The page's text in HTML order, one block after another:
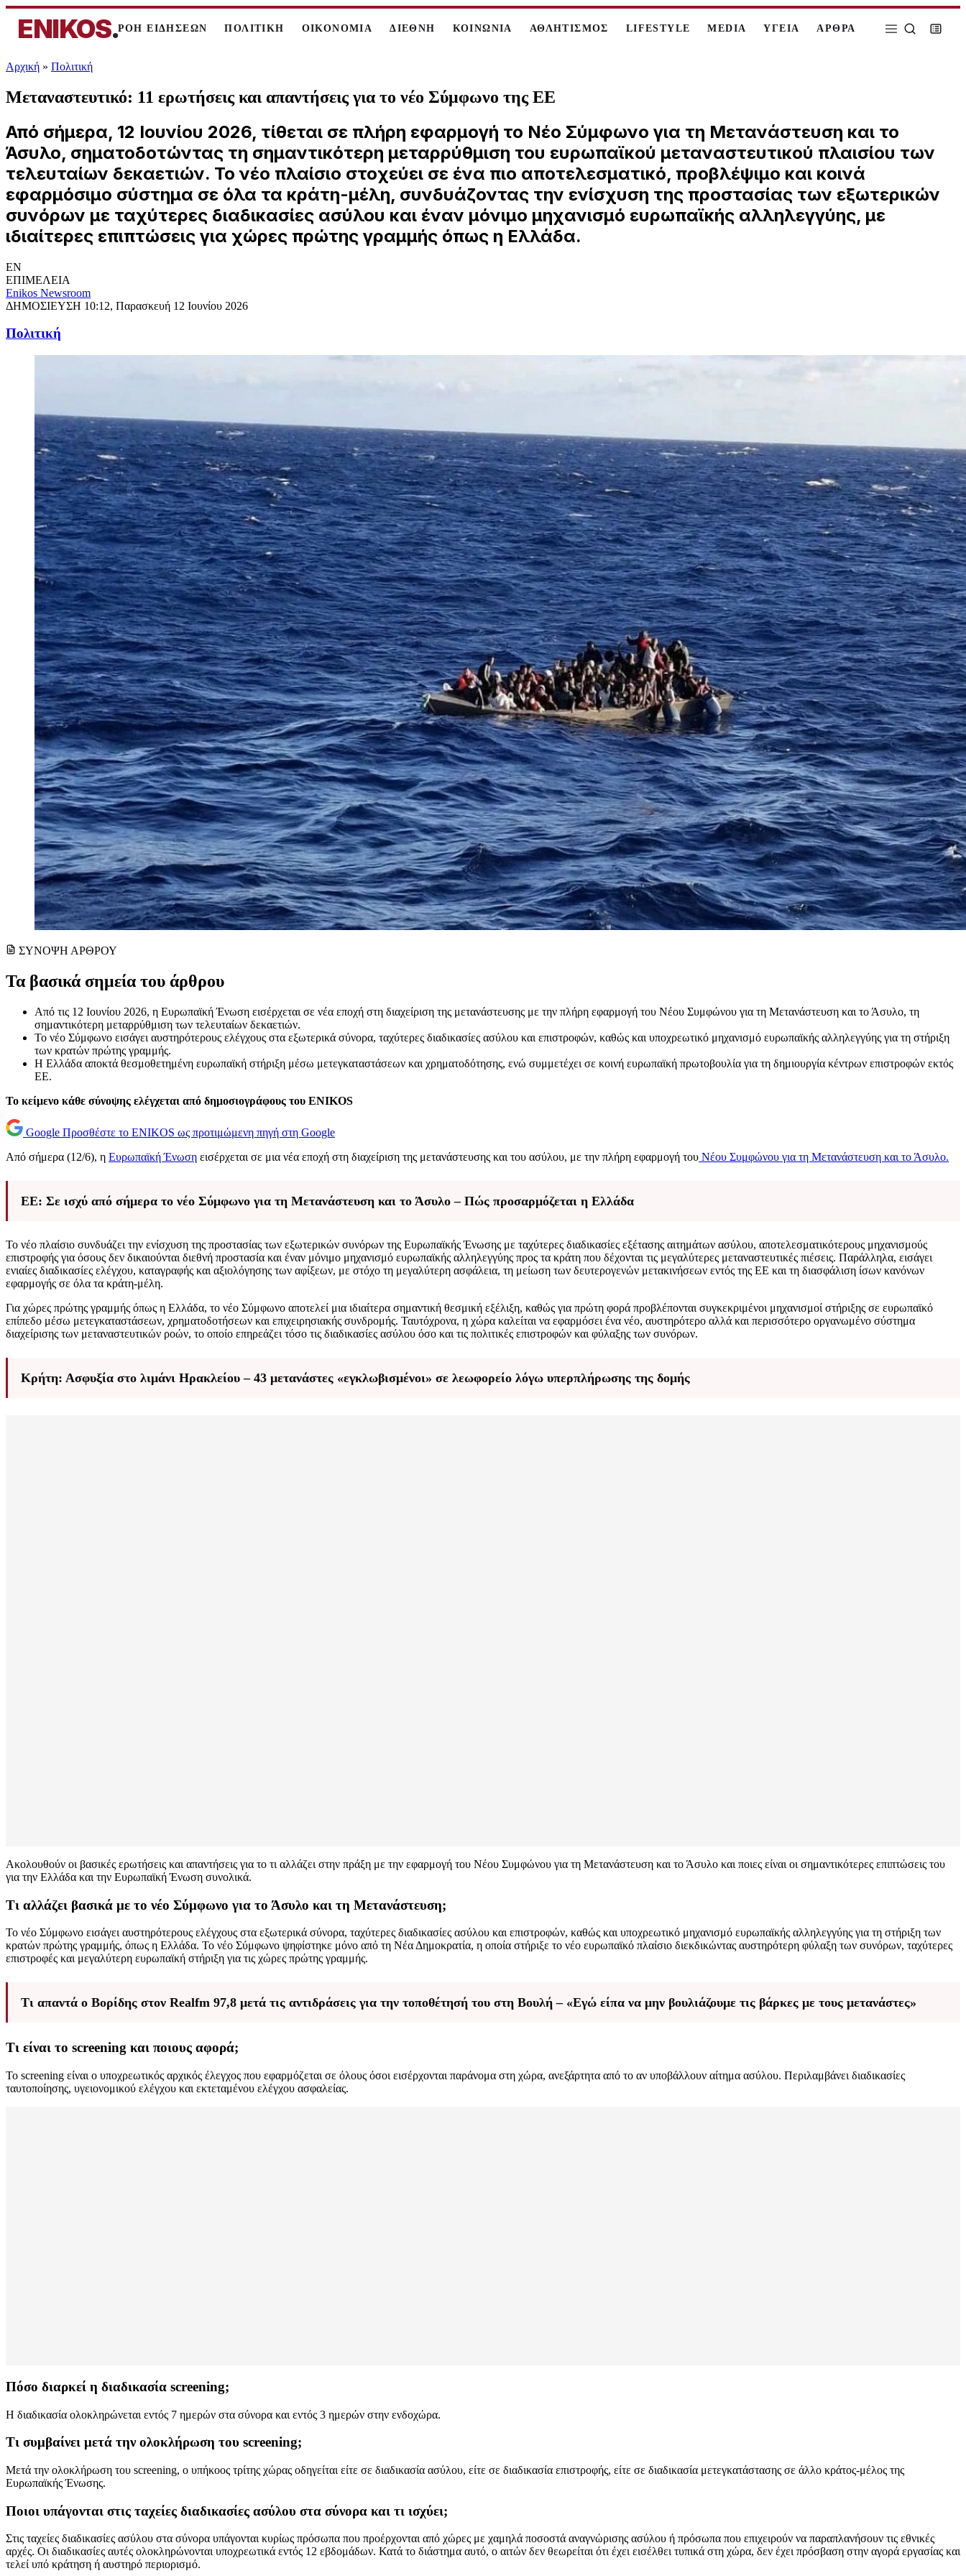
ENIKOS.ΡΟΗ ΕΙΔΗΣΕΩΝ ΠΟΛΙΤΙΚΗ ΟΙΚΟΝΟΜΙΑ ΔΙΕΘΝΗ ΚΟΙΝΩΝΙΑ ΑΘΛΗΤΙΣΜΟΣ LIFESTYLE MEDIA ΥΓΕΙΑ ΑΡΘΡΑ
Αρχική » Πολιτική
Μεταναστευτικό: 11 ερωτήσεις και απαντήσεις για το νέο Σύμφωνο της ΕΕ
Από σήμερα, 12 Ιουνίου 2026, τίθεται σε πλήρη εφαρμογή το Νέο Σύμφωνο για τη Μετανάστευση και το
Άσυλο, σηματοδοτώντας τη σημαντικότερη μεταρρύθμιση του ευρωπαϊκού μεταναστευτικού πλαισίου των
τελευταίων δεκαετιών. Το νέο πλαίσιο στοχεύει σε ένα πιο αποτελεσματικό, προβλέψιμο και κοινά
εφαρμόσιμο σύστημα σε όλα τα κράτη-μέλη, συνδυάζοντας την ενίσχυση της προστασίας των εξωτερικών
συνόρων με ταχύτερες διαδικασίες ασύλου και έναν μόνιμο μηχανισμό ευρωπαϊκής αλληλεγγύης, με
ιδιαίτερες επιπτώσεις για χώρες πρώτης γραμμής όπως η Ελλάδα.
EN
ΕΠΙΜΕΛΕΙΑ
Enikos Newsroom
ΔΗΜΟΣΙΕΥΣΗ 10:12, Παρασκευή 12 Ιουνίου 2026
Πολιτική
ΣΥΝΟΨΗ ΑΡΘΡΟΥ
Τα βασικά σημεία του άρθρου
Από τις 12 Ιουνίου 2026, η Ευρωπαϊκή Ένωση εισέρχεται σε νέα εποχή στη διαχείριση της μετανάστευσης με την πλήρη εφαρμογή του Νέου Συμφώνου για τη Μετανάστευση και το Άσυλο, τη
σημαντικότερη μεταρρύθμιση των τελευταίων δεκαετιών.
Το νέο Σύμφωνο εισάγει αυστηρότερους ελέγχους στα εξωτερικά σύνορα, ταχύτερες διαδικασίες ασύλου και επιστροφών, καθώς και υποχρεωτικό μηχανισμό ευρωπαϊκής αλληλεγγύης για τη στήριξη
των κρατών πρώτης γραμμής.
Η Ελλάδα αποκτά θεσμοθετημένη ευρωπαϊκή στήριξη μέσω μετεγκαταστάσεων και χρηματοδότησης, ενώ συμμετέχει σε κοινή ευρωπαϊκή πρωτοβουλία για τη δημιουργία κέντρων επιστροφών εκτός
ΕΕ.
Το κείμενο κάθε σύνοψης ελέγχεται από δημοσιογράφους του ENIKOS
Google Προσθέστε το ENIKOS ως προτιμώμενη πηγή στη Google
Από σήμερα (12/6), η Ευρωπαϊκή Ένωση εισέρχεται σε μια νέα εποχή στη διαχείριση της μετανάστευσης και του ασύλου, με την πλήρη εφαρμογή του Νέου Συμφώνου για τη Μετανάστευση και το Άσυλο.
ΕΕ: Σε ισχύ από σήμερα το νέο Σύμφωνο για τη Μετανάστευση και το Άσυλο – Πώς προσαρμόζεται η Ελλάδα
Το νέο πλαίσιο συνδυάζει την ενίσχυση της προστασίας των εξωτερικών συνόρων της Ευρωπαϊκής Ένωσης με ταχύτερες διαδικασίες εξέτασης αιτημάτων ασύλου, αποτελεσματικότερους μηχανισμούς
επιστροφής για όσους δεν δικαιούνται διεθνή προστασία και έναν μόνιμο μηχανισμό ευρωπαϊκής αλληλεγγύης προς τα κράτη που δέχονται τις μεγαλύτερες μεταναστευτικές πιέσεις. Παράλληλα, εισάγει
ενιαίες διαδικασίες ελέγχου, καταγραφής και αξιολόγησης των αφίξεων, με στόχο τη μεγαλύτερη ασφάλεια, τη μείωση των δευτερογενών μετακινήσεων εντός της ΕΕ και τη διασφάλιση ίσων κανόνων
εφαρμογής σε όλα τα κράτη-μέλη.
Για χώρες πρώτης γραμμής όπως η Ελλάδα, το νέο Σύμφωνο αποτελεί μια ιδιαίτερα σημαντική θεσμική εξέλιξη, καθώς για πρώτη φορά προβλέπονται συγκεκριμένοι μηχανισμοί στήριξης σε ευρωπαϊκό
επίπεδο μέσω μετεγκαταστάσεων, χρηματοδοτήσεων και επιχειρησιακής συνδρομής. Ταυτόχρονα, η χώρα καλείται να εφαρμόσει ένα νέο, αυστηρότερο αλλά και περισσότερο οργανωμένο σύστημα
διαχείρισης των μεταναστευτικών ροών, το οποίο επηρεάζει τόσο τις διαδικασίες ασύλου όσο και τις πολιτικές επιστροφών και φύλαξης των συνόρων.
Κρήτη: Ασφυξία στο λιμάνι Ηρακλείου – 43 μετανάστες «εγκλωβισμένοι» σε λεωφορείο λόγω υπερπλήρωσης της δομής
Ακολουθούν οι βασικές ερωτήσεις και απαντήσεις για το τι αλλάζει στην πράξη με την εφαρμογή του Νέου Συμφώνου για τη Μετανάστευση και το Άσυλο και ποιες είναι οι σημαντικότερες επιπτώσεις του
για την Ελλάδα και την Ευρωπαϊκή Ένωση συνολικά.
Τι αλλάζει βασικά με το νέο Σύμφωνο για το Άσυλο και τη Μετανάστευση;
Το νέο Σύμφωνο εισάγει αυστηρότερους ελέγχους στα εξωτερικά σύνορα, ταχύτερες διαδικασίες ασύλου και επιστροφών, καθώς και υποχρεωτικό μηχανισμό ευρωπαϊκής αλληλεγγύης για τη στήριξη των
κρατών πρώτης γραμμής, όπως η Ελλάδα. Το νέο Σύμφωνο ψηφίστηκε μόνο από τη Νέα Δημοκρατία, η οποία στήριξε το νέο ευρωπαϊκό πλαίσιο διεκδικώντας αυστηρότερη φύλαξη των συνόρων, ταχύτερες
επιστροφές και μεγαλύτερη ευρωπαϊκή στήριξη για τις χώρες πρώτης γραμμής.
Τι απαντά ο Βορίδης στον Realfm 97,8 μετά τις αντιδράσεις για την τοποθέτησή του στη Βουλή – «Εγώ είπα να μην βουλιάζουμε τις βάρκες με τους μετανάστες»
Τι είναι το screening και ποιους αφορά;
Το screening είναι ο υποχρεωτικός αρχικός έλεγχος που εφαρμόζεται σε όλους όσοι εισέρχονται παράνομα στη χώρα, ανεξάρτητα από το αν υποβάλλουν αίτημα ασύλου. Περιλαμβάνει διαδικασίες
ταυτοποίησης, υγειονομικού ελέγχου και εκτεταμένου ελέγχου ασφαλείας.
Πόσο διαρκεί η διαδικασία screening;
Η διαδικασία ολοκληρώνεται εντός 7 ημερών στα σύνορα και εντός 3 ημερών στην ενδοχώρα.
Τι συμβαίνει μετά την ολοκλήρωση του screening;
Μετά την ολοκλήρωση του screening, ο υπήκοος τρίτης χώρας οδηγείται είτε σε διαδικασία ασύλου, είτε σε διαδικασία επιστροφής, είτε σε διαδικασία μετεγκατάστασης σε άλλο κράτος-μέλος της
Ευρωπαϊκής Ένωσης.
Ποιοι υπάγονται στις ταχείες διαδικασίες ασύλου στα σύνορα και τι ισχύει;
Στις ταχείες διαδικασίες ασύλου στα σύνορα υπάγονται κυρίως πρόσωπα που προέρχονται από χώρες με χαμηλά ποσοστά αναγνώρισης ασύλου ή πρόσωπα που επιχειρούν να παραπλανήσουν τις εθνικές
αρχές. Οι διαδικασίες αυτές ολοκληρώνονται υποχρεωτικά εντός 12 εβδομάδων. Κατά το διάστημα αυτό, ο αιτών δεν θεωρείται ότι έχει εισέλθει τυπικά στη χώρα, δεν έχει πρόσβαση στην αγορά εργασίας και
τελεί υπό κράτηση ή αυστηρό περιορισμό.